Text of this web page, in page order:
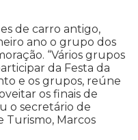
de carro antigo,
ano o grupo dos
“Vários grupos
da Festa da
e os grupos, reúne
os finais de
o secretário de
Turismo, Marcos